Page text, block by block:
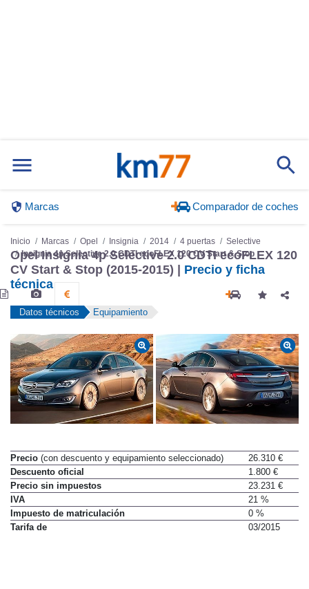
Marcas Comparador de coches
Inicio Marcas Opel Insignia 2014 4 puertas
Selective
Insignia 4p Selective 2.0 CDTI ecoFLEX 120 CV Start & Stop
Opel Insignia 4p Selective 2.0 CDTI ecoFLEX 120
CV Start & Stop (2015-2015) | Precio y ficha
técnica
Datos técnicos Equipamiento
Precio (con descuento y equipamiento seleccionado)
26.310 €
Descuento oficial
1.800 €
Precio sin impuestos
23.231 €
IVA
21 %
Impuesto de matriculación
0 %
Tarifa de
03/2015